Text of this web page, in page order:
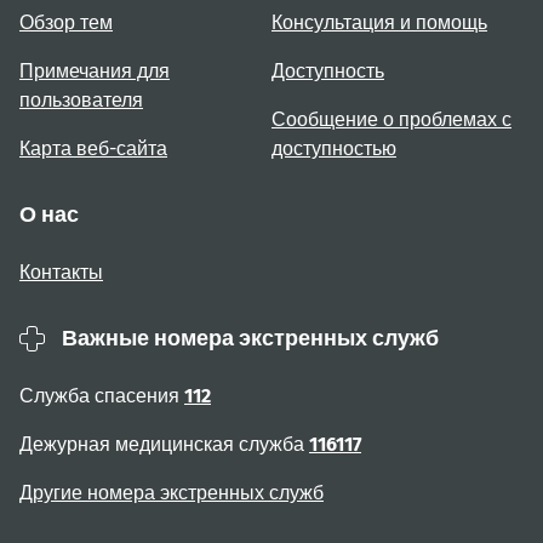
Обзор тем
Примечания для
пользователя
Карта веб-сайта
Консультация и помощь
Доступность
Сообщение о проблемах с
доступностью
О нас
Контакты
Важные номера экстренных служб
Служба спасения 112
Дежурная медицинская служба 116117
Другие номера экстренных служб